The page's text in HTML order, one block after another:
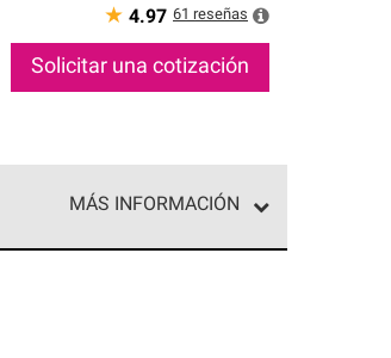
★ 4.97 61 reseñas
Solicitar una cotización
MÁS INFORMACIÓN